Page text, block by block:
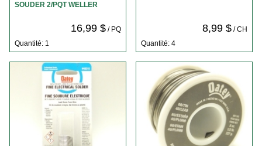
SOUDER 2/PQT WELLER
16,99 $/ PQ
Quantité: 1
8,99 $/ CH
Quantité: 4